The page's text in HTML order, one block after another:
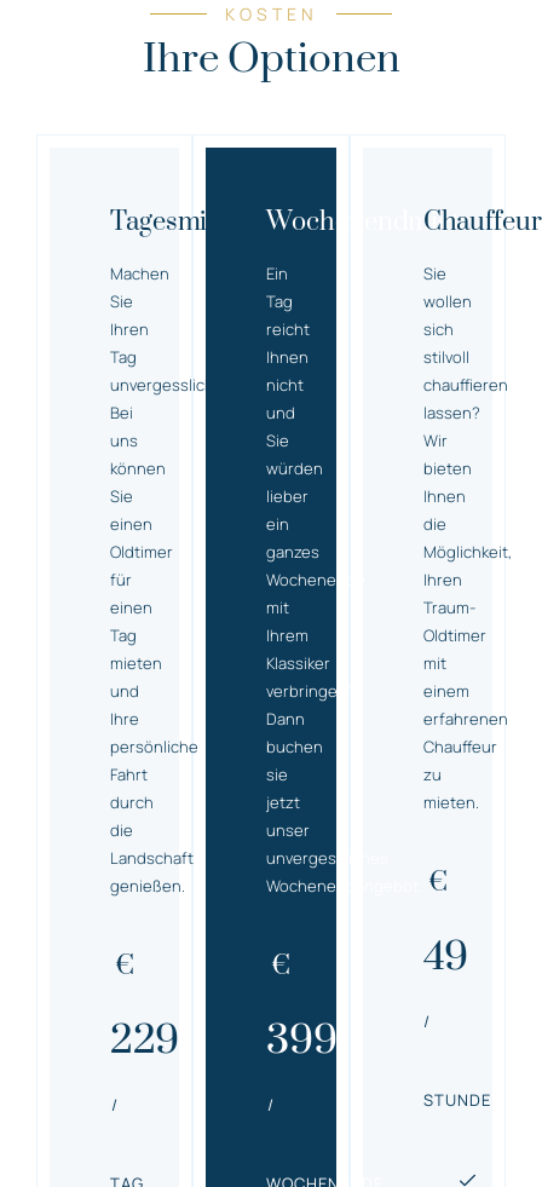
KOSTEN
Ihre Optionen
Tagesmiete
Machen
Sie
Ihren
Tag
unvergesslich!
Bei
uns
können
Sie
einen
Oldtimer
für
einen
Tag
mieten
und
Ihre
persönliche
Fahrt
durch
die
Landschaft
genießen.
€
229
/
Wochenendmiete
Ein
Tag
reicht
Ihnen
nicht
und
Sie
würden
lieber
ein
ganzes
Wochenende
mit
Ihrem
Klassiker
verbringen?
Dann
buchen
sie
jetzt
unser
unvergessliches
Wochenendangebot.
€
399
/
Sie
wollen
sich
stilvoll
chauffieren
lassen?
Wir
bieten
Ihnen
die
Möglichkeit,
Ihren
Traum-
Oldtimer
mit
einem
erfahrenen
Chauffeur
zu
mieten.
€
49
/
STUNDE